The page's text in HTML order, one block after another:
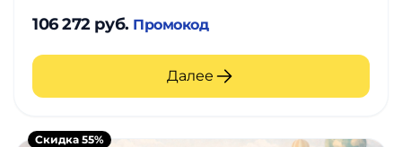
106 272 руб. Промокод
Далее
Скидка 55%